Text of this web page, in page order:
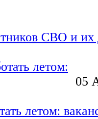
СВО и их
05
летом: